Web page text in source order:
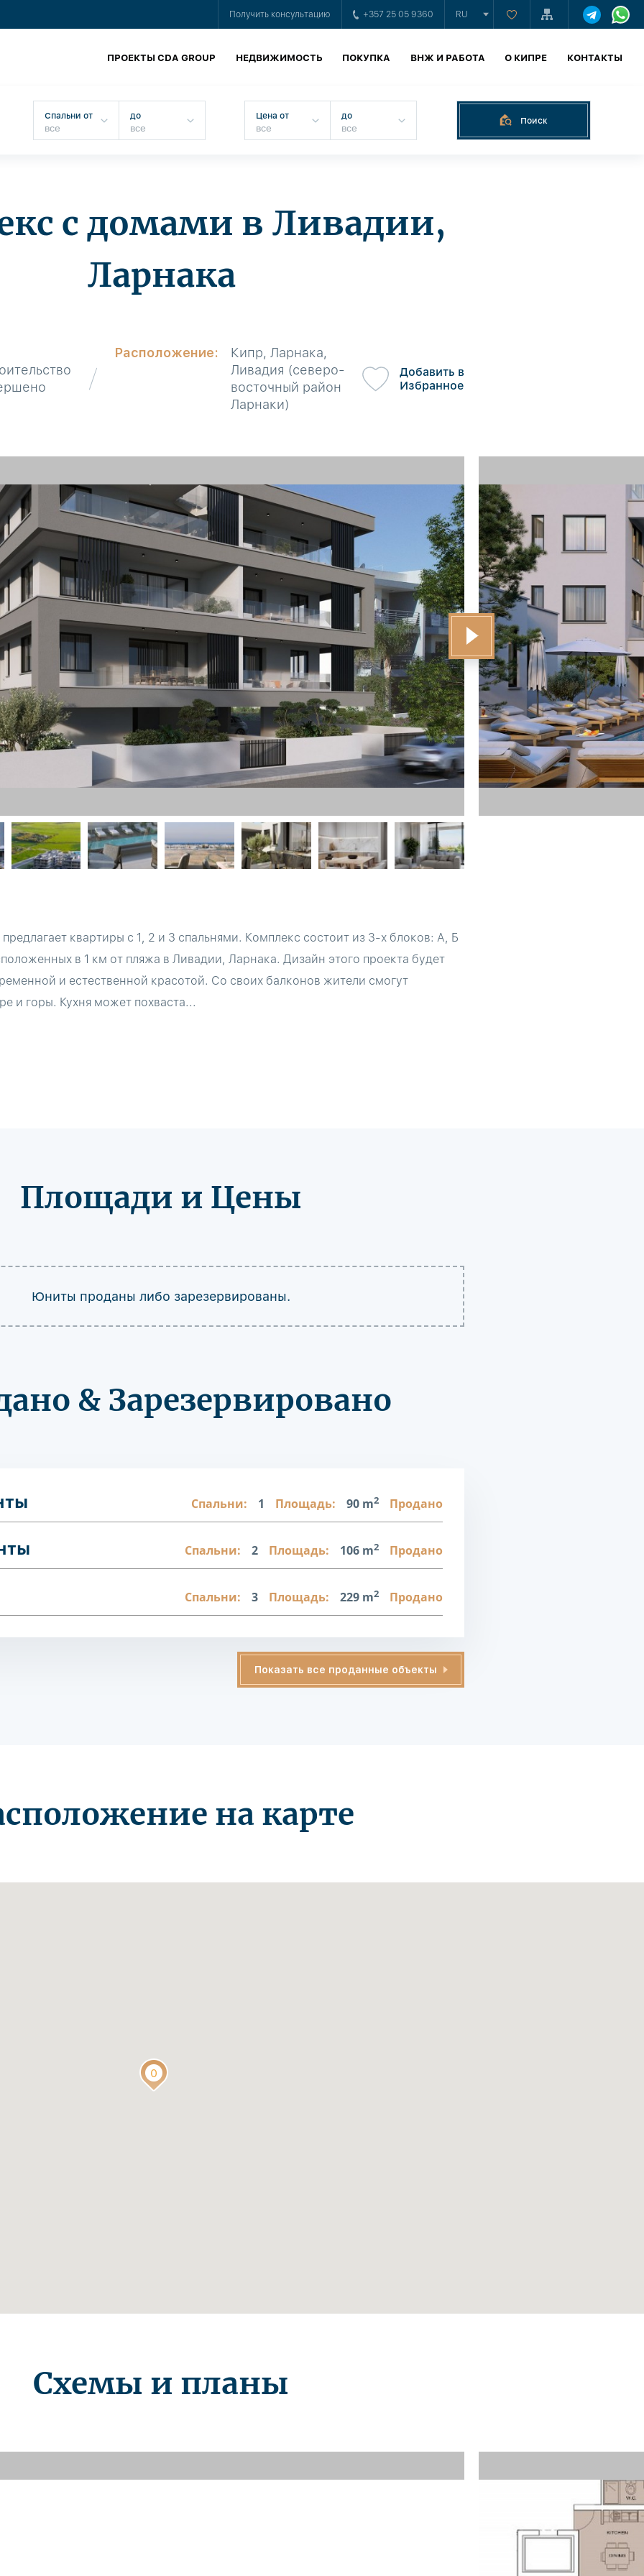
Получить консультацию +357 25 05 9360 RU
ПРОЕКТЫ CDA GROUP НЕДВИЖИМОСТЬ ПОКУПКА ВНЖ И РАБОТА О КИПРЕ КОНТАКТЫ
Спальни от до Цена от до Поиск
с домами в Ливадии,
Ларнака
Расположение:
Кипр, Ларнака,
Ливадия (северо-
восточный район
Ларнаки)
Добавить в
Избранное
квартиры с 1, 2 и 3 спальнями. Комплекс состоит из 3-х блоков: A, Б
в 1 км от пляжа в Ливадии, Ларнака. Дизайн этого проекта будет
и естественной красотой. Со своих балконов жители смогут
и горы. Кухня может похваста...
Площади и Цены
Юниты проданы либо зарезервированы.
& Зарезервировано
Спальни: 1 Площадь: 90 m2 Продано
Спальни: 2 Площадь: 106 m2 Продано
Спальни: 3 Площадь: 229 m2 Продано
Показать все проданные объекты
на карте
Схемы и планы